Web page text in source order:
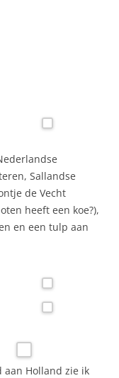
Sallandse
de Vecht
heeft een koe?),
en een tulp aan
aan Holland zie ik